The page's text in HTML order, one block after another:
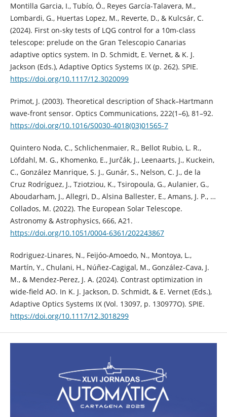
Montilla Garcia, I., Tubío, Ó., Reyes García-Talavera, M.,
Lombardi, G., Huertas Lopez, M., Reverte, D., & Kulcsár, C.
(2024). First on-sky tests of LQG control for a 10m-class
telescope: prelude on the Gran Telescopio Canarias
adaptive optics system. In D. Schmidt, E. Vernet, & K. J.
Jackson (Eds.), Adaptive Optics Systems IX (p. 262). SPIE.
https://doi.org/10.1117/12.3020099
Primot, J. (2003). Theoretical description of Shack–Hartmann
wave-front sensor. Optics Communications, 222(1–6), 81–92.
https://doi.org/10.1016/S0030-4018(03)01565-7
Quintero Noda, C., Schlichenmaier, R., Bellot Rubio, L. R.,
Löfdahl, M. G., Khomenko, E., Jurčák, J., Leenaarts, J., Kuckein,
C., González Manrique, S. J., Gunár, S., Nelson, C. J., de la
Cruz Rodríguez, J., Tziotziou, K., Tsiropoula, G., Aulanier, G.,
Aboudarham, J., Allegri, D., Alsina Ballester, E., Amans, J. P., …
Collados, M. (2022). The European Solar Telescope.
Astronomy & Astrophysics, 666, A21.
https://doi.org/10.1051/0004-6361/202243867
Rodriguez-Linares, N., Feijóo-Amoedo, N., Montoya, L.,
Martín, Y., Chulani, H., Núñez-Cagigal, M., González-Cava, J.
M., & Mendez-Perez, J. A. (2024). Contrast optimization in
wide-field AO. In K. J. Jackson, D. Schmidt, & E. Vernet (Eds.),
Adaptive Optics Systems IX (Vol. 13097, p. 130977O). SPIE.
https://doi.org/10.1117/12.3018299